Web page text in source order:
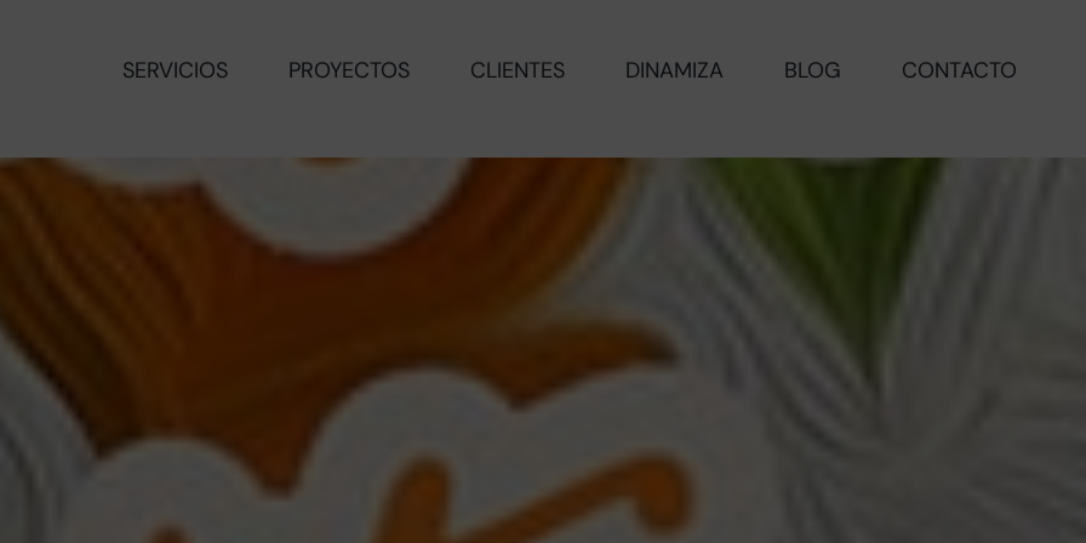
SERVICIOS PROYECTOS CLIENTES DINAMIZA BLOG CONTACTO